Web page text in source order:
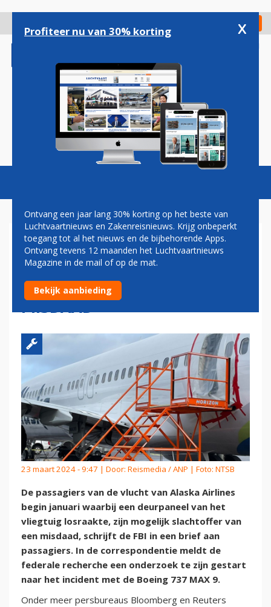
gaan
Check in
Magazine Podcasts Vacatures
PASSAGIERS BOEING-
INCIDENT DEURPANEEL
MOGELIJK SLACHTOFFER
MISDAAD
23 maart 2024 - 9:47 | Door: Reismedia / ANP | Foto: NTSB
De passagiers van de vlucht van Alaska Airlines
begin januari waarbij een deurpaneel van het
vliegtuig losraakte, zijn mogelijk slachtoffer van
een misdaad, schrijft de FBI in een brief aan
passagiers. In de correspondentie meldt de
federale recherche een onderzoek te zijn gestart
naar het incident met de Boeing 737 MAX 9.
Onder meer persbureaus Bloomberg en Reuters
Profiteer nu van 30% korting x
Ontvang een jaar lang 30% korting op het beste van
Luchtvaartnieuws en Zakenreisnieuws. Krijg onbeperkt
toegang tot al het nieuws en de bijbehorende Apps.
Ontvang tevens 12 maanden het Luchtvaartnieuws
Magazine in de mail of op de mat.
Bekijk aanbieding